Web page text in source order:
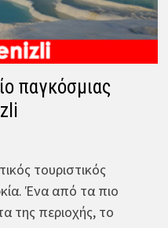
παγκόσμιας
τουριστικός
Ένα από τα πιο
της περιοχής, το